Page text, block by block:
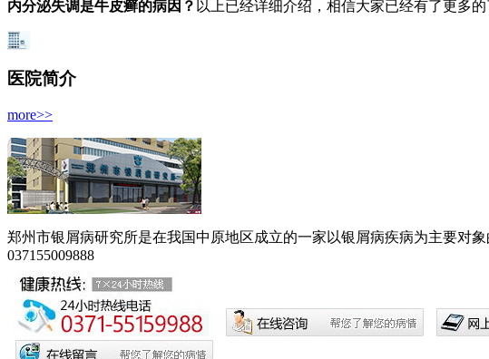
内分泌失调是牛皮癣的病因？ 以上已经详细介绍，相信大家已经有了更多
医院简介
more>>
郑州市银屑病研究所是在我国中原地区成立的一家以银屑病疾病为主要对象
037155009888